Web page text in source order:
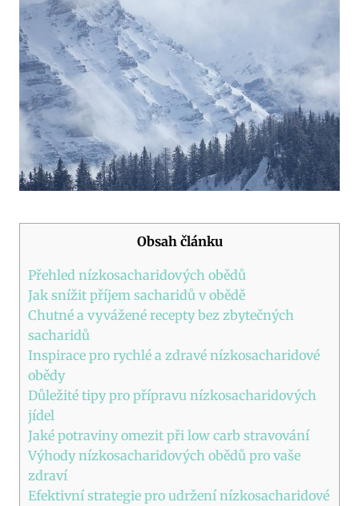
Obsah článku
Přehled nízkosacharidových⁤ obědů
Jak snížit příjem sacharidů v‍ obědě
Chutné⁤ a vyvážené recepty⁢ bez zbytečných
⁣sacharidů
Inspirace⁢ pro rychlé a zdravé‍ nízkosacharidové
obědy
Důležité tipy​ pro přípravu nízkosacharidových
jídel
Jaké potraviny omezit ​při low carb ⁢stravování
Výhody nízkosacharidových obědů pro vaše
zdraví
Efektivní ⁤strategie pro⁣ udržení nízkosacharidové